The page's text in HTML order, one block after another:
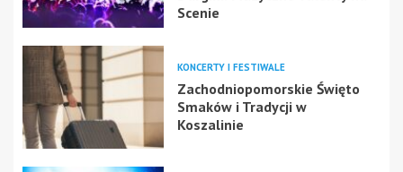
Scenie
KONCERTY I FESTIWALE
Zachodniopomorskie Święto
Smaków i Tradycji w
Koszalinie